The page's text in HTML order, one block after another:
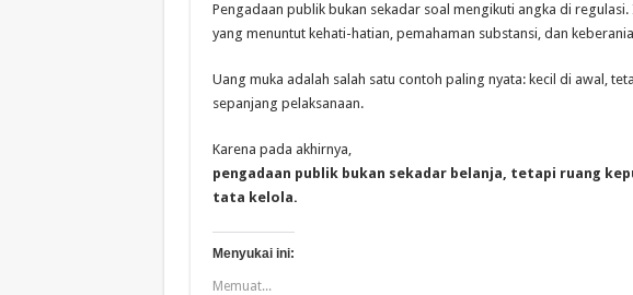
Pengadaan publik bukan sekadar soal mengikuti angka di
yang menuntut kehati-hatian, pemahaman substansi, dan
Uang muka adalah salah satu contoh paling nyata: kecil di awal,
sepanjang pelaksanaan.
Karena pada akhirnya,
pengadaan publik bukan sekadar belanja, tetapi ruang
tata kelola.
Menyukai ini:
Memuat...